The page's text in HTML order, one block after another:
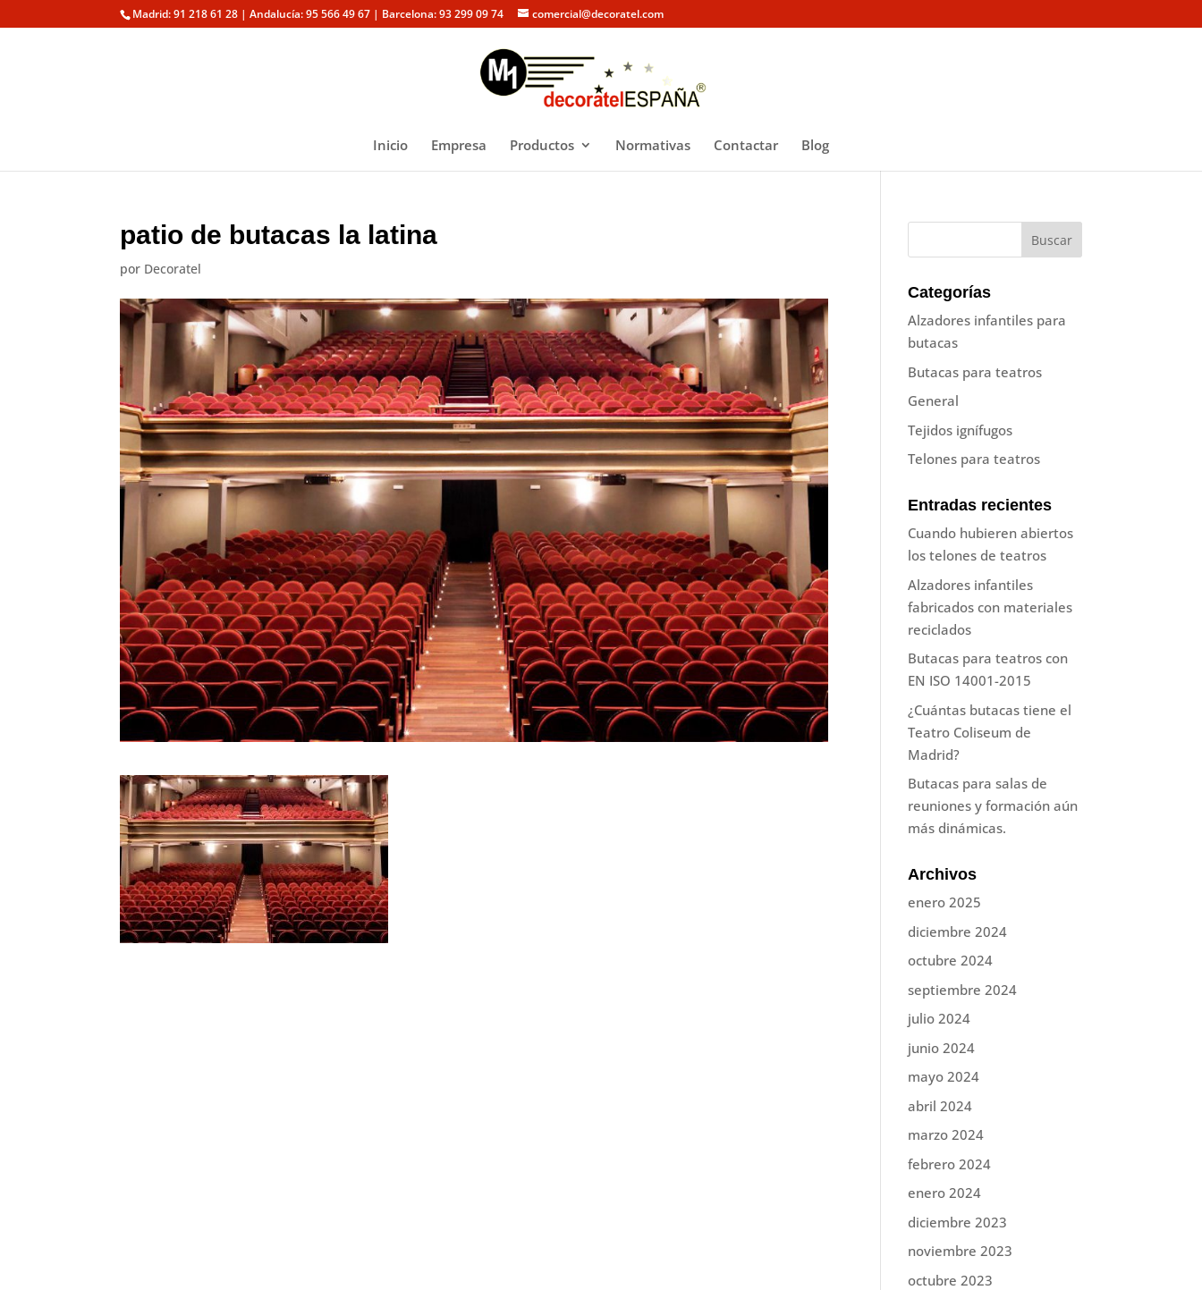
Madrid: 91 218 61 28 | Andalucía: 95 566 49 67 | Barcelona: 93 299 09 74 comercial@decoratel.com
Inicio Empresa Productos Normativas Contactar Blog
patio de butacas la latina
por Decoratel
Categorías
Alzadores infantiles para
butacas
Butacas para teatros
General
Tejidos ignífugos
Telones para teatros
Entradas recientes
Cuando hubieren abiertos
los telones de teatros
Alzadores infantiles
fabricados con materiales
reciclados
Butacas para teatros con
EN ISO 14001-2015
¿Cuántas butacas tiene el
Teatro Coliseum de
Madrid?
Butacas para salas de
reuniones y formación aún
más dinámicas.
Archivos
enero 2025
diciembre 2024
octubre 2024
septiembre 2024
julio 2024
junio 2024
mayo 2024
abril 2024
marzo 2024
febrero 2024
enero 2024
diciembre 2023
noviembre 2023
octubre 2023